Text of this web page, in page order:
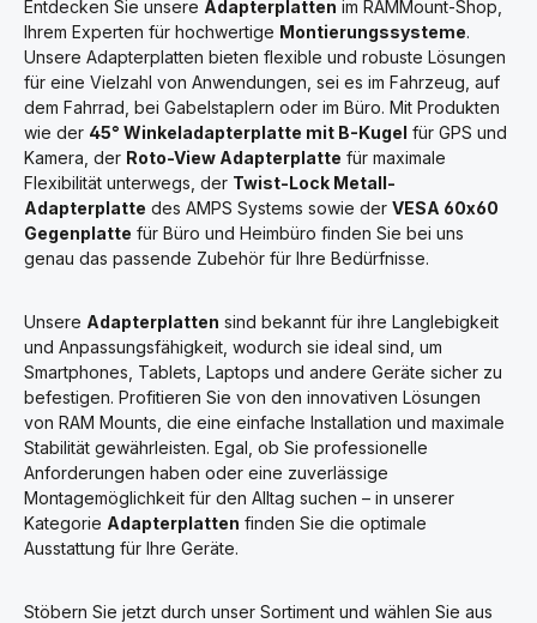
Entdecken Sie unsere Adapterplatten im RAMMount-Shop,
Ihrem Experten für hochwertige Montierungssysteme.
Unsere Adapterplatten bieten flexible und robuste Lösungen
für eine Vielzahl von Anwendungen, sei es im Fahrzeug, auf
dem Fahrrad, bei Gabelstaplern oder im Büro. Mit Produkten
wie der 45° Winkeladapterplatte mit B-Kugel für GPS und
Kamera, der Roto-View Adapterplatte für maximale
Flexibilität unterwegs, der Twist-Lock Metall-
Adapterplatte des AMPS Systems sowie der VESA 60x60
Gegenplatte für Büro und Heimbüro finden Sie bei uns
genau das passende Zubehör für Ihre Bedürfnisse.
Unsere Adapterplatten sind bekannt für ihre Langlebigkeit
und Anpassungsfähigkeit, wodurch sie ideal sind, um
Smartphones, Tablets, Laptops und andere Geräte sicher zu
befestigen. Profitieren Sie von den innovativen Lösungen
von RAM Mounts, die eine einfache Installation und maximale
Stabilität gewährleisten. Egal, ob Sie professionelle
Anforderungen haben oder eine zuverlässige
Montagemöglichkeit für den Alltag suchen – in unserer
Kategorie Adapterplatten finden Sie die optimale
Ausstattung für Ihre Geräte.
Stöbern Sie jetzt durch unser Sortiment und wählen Sie aus